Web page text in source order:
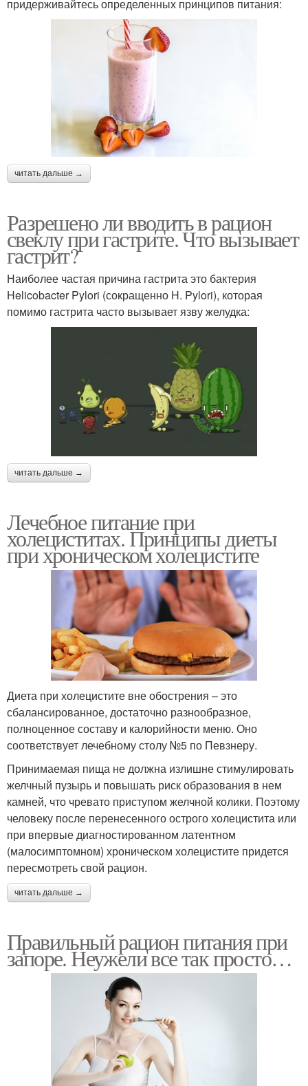
придерживайтесь определенных принципов питания:
читать дальше →
Разрешено ли вводить в рацион
свеклу при гастрите. Что вызывает
гастрит?
Наиболее частая причина гастрита это бактерия
Helicobacter Pylori (сокращенно H. Pylori), которая
помимо гастрита часто вызывает язву желудка:
читать дальше →
Лечебное питание при
холециститах. Принципы диеты
при хроническом холецистите
Диета при холецистите вне обострения – это
сбалансированное, достаточно разнообразное,
полноценное составу и калорийности меню. Оно
соответствует лечебному столу №5 по Певзнеру.
Принимаемая пища не должна излишне стимулировать
желчный пузырь и повышать риск образования в нем
камней, что чревато приступом желчной колики. Поэтому
человеку после перенесенного острого холецистита или
при впервые диагностированном латентном
(малосимптомном) хроническом холецистите придется
пересмотреть свой рацион.
читать дальше →
Правильный рацион питания при
запоре. Неужели все так просто…